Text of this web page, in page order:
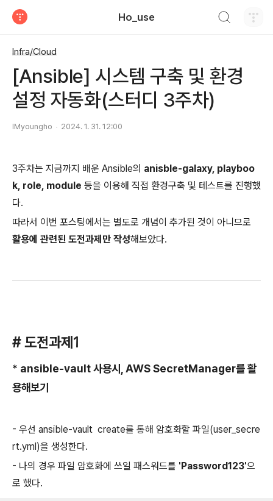
Ho_use
Infra/Cloud
[Ansible] 시스템 구축 및 환경
설정 자동화(스터디 3주차)
IMyoungho 2024. 1. 31. 12:00
3주차는 지금까지 배운 Ansible의 anisble-galaxy, playboo
k, role, module 등을 이용해 직접 환경구축 및 테스트를 진행했
다.
따라서 이번 포스팅에서는 별도로 개념이 추가된 것이 아니므로
활용에 관련된 도전과제만 작성해보았다.
# 도전과제1
* ansible-vault 사용시, AWS SecretManager를 활
용해보기
- 우선 ansible-vault create를 통해 암호화할 파일(user_secre
rt.yml)을 생성한다.
- 나의 경우 파일 암호화에 쓰일 패스워드를 'Password123'으
로 했다.